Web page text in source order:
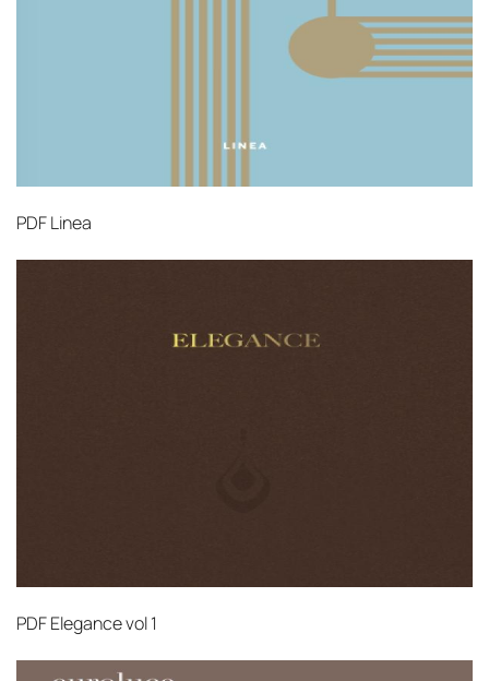
PDFLinea
PDFElegance vol 1